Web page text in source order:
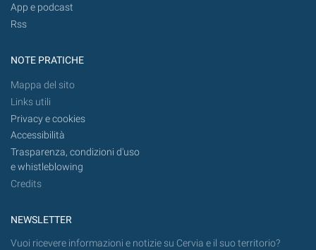
App e podcast
Rss
NOTE PRATICHE
Mappa del sito
Links utili
Privacy e cookies
Accessibilità
Trasparenza, condizioni d'uso
e whistleblowing
Credits
NEWSLETTER
Vuoi ricevere informazioni e notizie su Cervia e il suo territorio?